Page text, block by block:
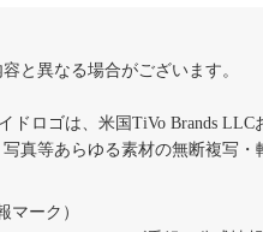
と異なる場合がございます。
ドロゴは、米国TiVo Brands
真等あらゆる素材の無断複写・
マーク）